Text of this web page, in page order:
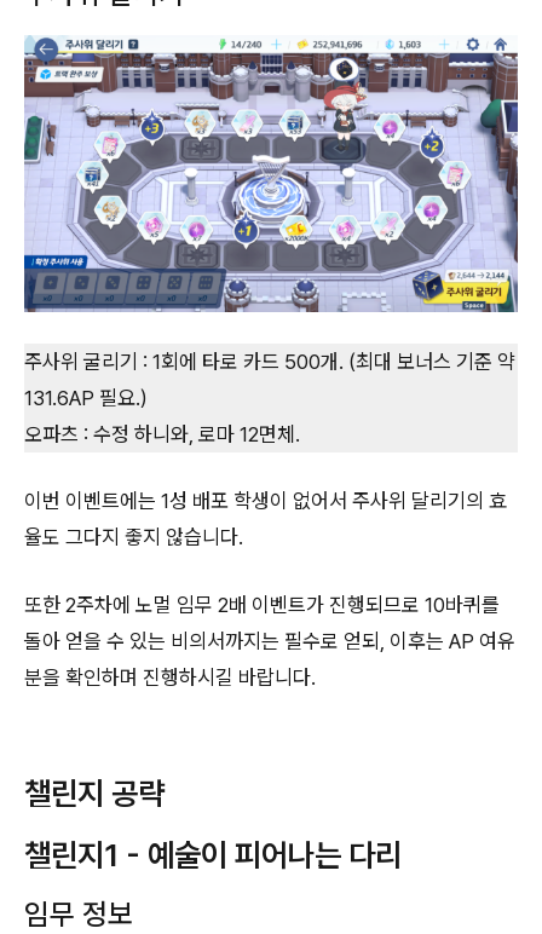
주사위 굴리기 : 1회에 타로 카드 500개. (최대 보너스 기준 약
131.6AP 필요.)
오파츠 : 수정 하니와, 로마 12면체.
이번 이벤트에는 1성 배포 학생이 없어서 주사위 달리기의 효
율도 그다지 좋지 않습니다.
또한 2주차에 노멀 임무 2배 이벤트가 진행되므로 10바퀴를
돌아 얻을 수 있는 비의서까지는 필수로 얻되, 이후는 AP 여유
분을 확인하며 진행하시길 바랍니다.
챌린지 공략
챌린지1 - 예술이 피어나는 다리
임무 정보